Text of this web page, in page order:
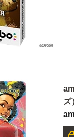
ズ